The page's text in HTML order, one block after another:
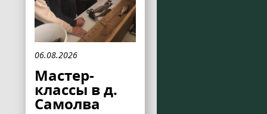
06.08.2026
Мастер-
классы в д.
Самолва